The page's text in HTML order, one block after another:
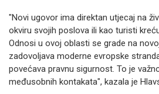
"Novi ugovor ima direktan utjecaj na
okviru svojih poslova ili kao turisti
Odnosi u ovoj oblasti se grade na
zadovoljava moderne evropske
povećava pravnu sigurnost. To je
međusobnih kontakata", kazala je